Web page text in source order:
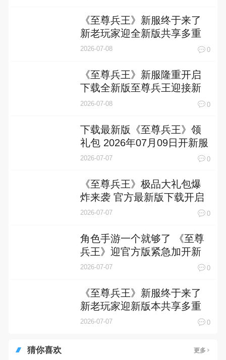
《至尊兵王》新服终于来了
新老玩家迎全新版共享多重
礼包
2026-07-08 0
《至尊兵王》新服隆重开启
下载全新版至尊兵王迎接新
征程
2026-07-08 0
下载最新版《至尊兵王》领
礼包 2026年07月09日开新服
入驻享福利
2026-07-07 0
《至尊兵王》极品大礼包爆
炸来袭 官方最新版下载开启
2026-07-07 0
角色手游一个就够了 《至尊
兵王》迎官方版紧急加开新
服
2026-07-07 0
《至尊兵王》新服终于来了
新老玩家迎新版本共享多重
礼遇
2026-07-07 0
猜你喜欢 更多